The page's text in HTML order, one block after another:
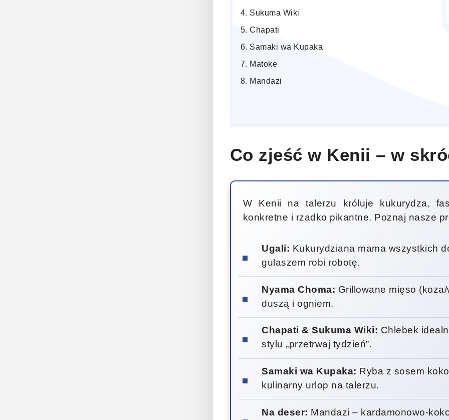
Sukuma Wiki
Chapati
Samaki wa Kupaka
Matoke
Mandazi
Co zjeść w Kenii – w
W Kenii na talerzu króluje kukurydza,
konkretne i rzadko pikantne. Poznaj nasze
Ugali: Kukurydziana mama wszystkich
gulaszem robi robotę.
Nyama Choma: Grillowane mięso
duszą i ogniem.
Chapati & Sukuma Wiki: Chlebek
stylu „przetrwaj tydzień”.
Samaki wa Kupaka: Ryba z sosem
kulinarny urlop na talerzu.
Na deser: Mandazi – kardamonowo-